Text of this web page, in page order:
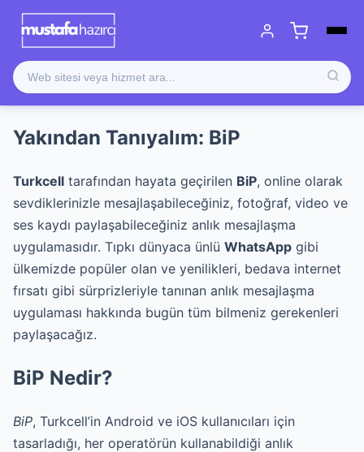
Yakından Tanıyalım: BiP
Turkcell tarafından hayata geçirilen BiP, online olarak
sevdiklerinizle mesajlaşabileceğiniz, fotoğraf, video ve
ses kaydı paylaşabileceğiniz anlık mesajlaşma
uygulamasıdır. Tıpkı dünyaca ünlü WhatsApp gibi
ülkemizde popüler olan ve yenilikleri, bedava internet
fırsatı gibi sürprizleriyle tanınan anlık mesajlaşma
uygulaması hakkında bugün tüm bilmeniz gerekenleri
paylaşacağız.
BiP Nedir?
BiP, Turkcell’in Android ve iOS kullanıcıları için
tasarladığı, her operatörün kullanabildiği anlık